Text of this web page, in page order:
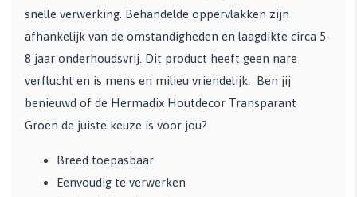
snelle verwerking. Behandelde oppervlakken zijn
afhankelijk van de omstandigheden en laagdikte circa 5-
8 jaar onderhoudsvrij. Dit product heeft geen nare
verflucht en is mens en milieu vriendelijk. Ben jij
benieuwd of de Hermadix Houtdecor Transparant
Groen de juiste keuze is voor jou?
Breed toepasbaar
Eenvoudig te verwerken